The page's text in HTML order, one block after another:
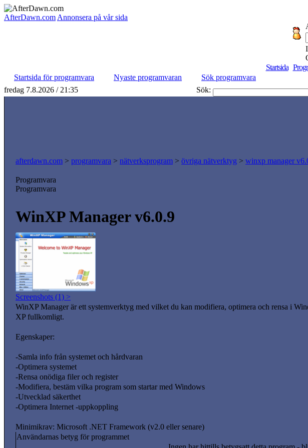
AfterDawn.com Annonsera på vår sida
Startsida
Startsida för programvara
Nyaste programvaran
Sök programvara
fredag 7.8.2026 / 21:35
Sök:
afterdawn.com > programvara > nätverksprogram > övriga nätverktyg > winxp manager
Programvara
Programvara
WinXP Manager v6.0.9
Screenshots (1) >
WinXP Manager är ett systemverktyg med vilket du kan modifiera, optimera och rensa i
XP fullkomligt.
Egenskaper:
-Samla info från systemet och hårdvaran
-Optimera systemet
-Rensa onödiga filer och register
-Modifiera, bestäm vilka program som startar med Windows
-Utvecklad säkerthet
-Optimera Internet -uppkoppling
Minimikrav: Microsoft .NET Framework (v2.0 eller senare)
Användarnas betyg för programmet